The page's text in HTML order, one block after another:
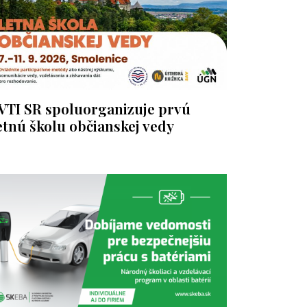
SR spoluorganizuje prvú
školu občianskej vedy